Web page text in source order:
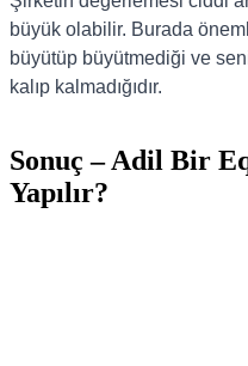
büyük olabilir. Burada
büyütüp büyütmediği ve
kalıp kalmadığıdır.
Sonuç – Adil Bir
Yapılır?